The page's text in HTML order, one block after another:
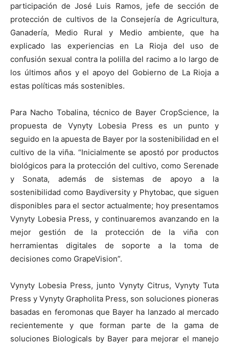
participación de José Luis Ramos, jefe de sección de
protección de cultivos de la Consejería de Agricultura,
Ganadería, Medio Rural y Medio ambiente, que ha
explicado las experiencias en La Rioja del uso de
confusión sexual contra la polilla del racimo a lo largo de
los últimos años y el apoyo del Gobierno de La Rioja a
estas políticas más sostenibles.
Para Nacho Tobalina, técnico de Bayer CropScience, la
propuesta de Vynyty Lobesia Press es un punto y
seguido en la apuesta de Bayer por la sostenibilidad en el
cultivo de la viña. “Inicialmente se apostó por productos
biológicos para la protección del cultivo, como Serenade
y Sonata, además de sistemas de apoyo a la
sostenibilidad como Baydiversity y Phytobac, que siguen
disponibles para el sector actualmente; hoy presentamos
Vynyty Lobesia Press, y continuaremos avanzando en la
mejor gestión de la protección de la viña con
herramientas digitales de soporte a la toma de
decisiones como GrapeVision”.
Vynyty Lobesia Press, junto Vynyty Citrus, Vynyty Tuta
Press y Vynyty Grapholita Press, son soluciones pioneras
basadas en feromonas que Bayer ha lanzado al mercado
recientemente y que forman parte de la gama de
soluciones Biologicals by Bayer para mejorar el manejo